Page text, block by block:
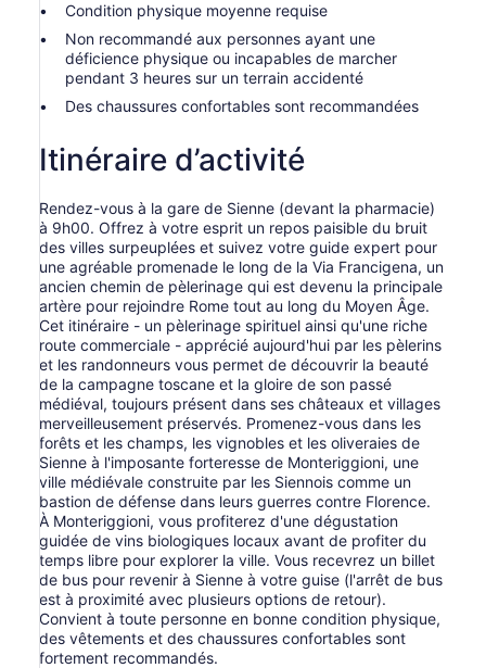
Condition physique moyenne requise
Non recommandé aux personnes ayant une
déficience physique ou incapables de marcher
pendant 3 heures sur un terrain accidenté
Des chaussures confortables sont recommandées
Itinéraire d’activité
Rendez-vous à la gare de Sienne (devant la pharmacie)
à 9h00. Offrez à votre esprit un repos paisible du bruit
des villes surpeuplées et suivez votre guide expert pour
une agréable promenade le long de la Via Francigena, un
ancien chemin de pèlerinage qui est devenu la principale
artère pour rejoindre Rome tout au long du Moyen Âge.
Cet itinéraire - un pèlerinage spirituel ainsi qu'une riche
route commerciale - apprécié aujourd'hui par les pèlerins
et les randonneurs vous permet de découvrir la beauté
de la campagne toscane et la gloire de son passé
médiéval, toujours présent dans ses châteaux et villages
merveilleusement préservés. Promenez-vous dans les
forêts et les champs, les vignobles et les oliveraies de
Sienne à l'imposante forteresse de Monteriggioni, une
ville médiévale construite par les Siennois comme un
bastion de défense dans leurs guerres contre Florence.
À Monteriggioni, vous profiterez d'une dégustation
guidée de vins biologiques locaux avant de profiter du
temps libre pour explorer la ville. Vous recevrez un billet
de bus pour revenir à Sienne à votre guise (l'arrêt de bus
est à proximité avec plusieurs options de retour).
Convient à toute personne en bonne condition physique,
des vêtements et des chaussures confortables sont
fortement recommandés.